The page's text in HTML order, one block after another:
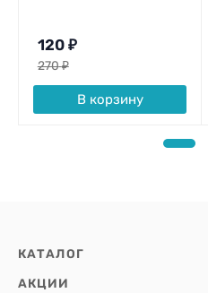
120 ₽
270₽
В корзину
КАТАЛОГ
АКЦИИ